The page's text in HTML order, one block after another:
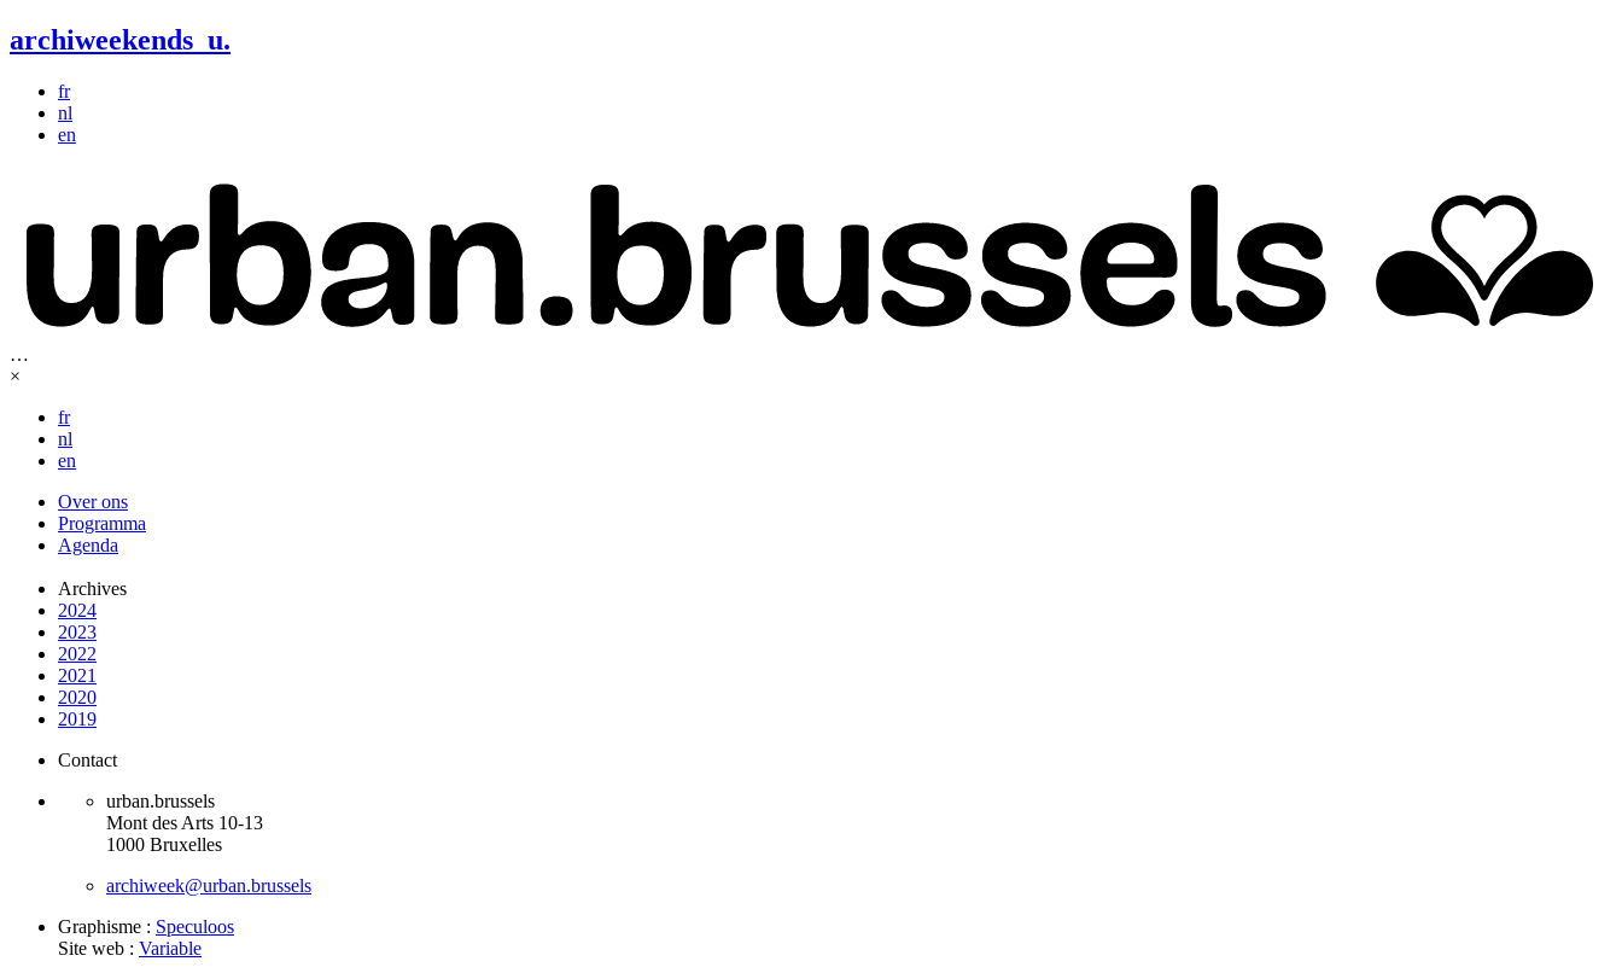
archiweekends u.
fr
nl
en
…
×
fr
nl
en
Over ons
Programma
Agenda
Archives
2024
2023
2022
2021
2020
2019
Contact
urban.brussels
Mont des Arts 10-13
1000 Bruxelles
archiweek@urban.brussels
Graphisme : Speculoos
Site web : Variable